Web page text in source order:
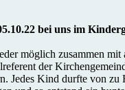
bei uns im
möglich zusammen
der
Jedes Kind durfte von zu